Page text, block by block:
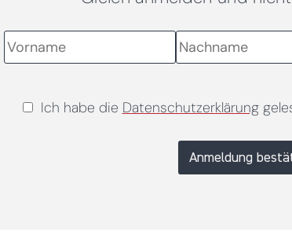
Ich habe die Datenschutzerklärung
Anmeldung